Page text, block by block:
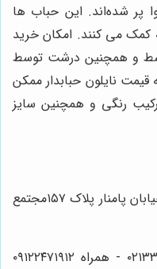
پر شده‌اند. این حباب ها
کمک می کنند. امکان خرید
و همچنین درشت توسط
قیمت نایلون حبابدار ممکن
رنگی و همچنین سایز
تهران خیابان ۱۵خرداد خیابان پامنار پلاک ۱۵۷مجتمع
۰۲۱۳۶۰۵۶۱۶۲ - ۰۲۱۳۳۹۵۲۱۷۹ - همراه ۰۹۱۲۲۴۷۱۹۱۲